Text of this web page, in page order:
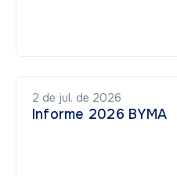
2 de jul. de 2026
Informe 2026 BYMA